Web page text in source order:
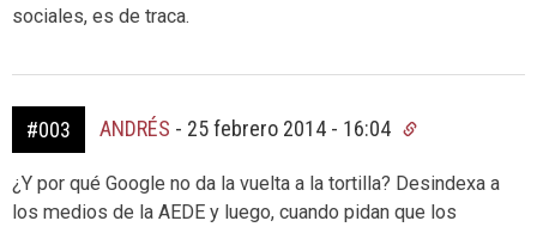
sociales, es de traca.
#003 ANDRÉS - 25 febrero 2014 - 16:04
¿Y por qué Google no da la vuelta a la tortilla? Desindexa a
los medios de la AEDE y luego, cuando pidan que los